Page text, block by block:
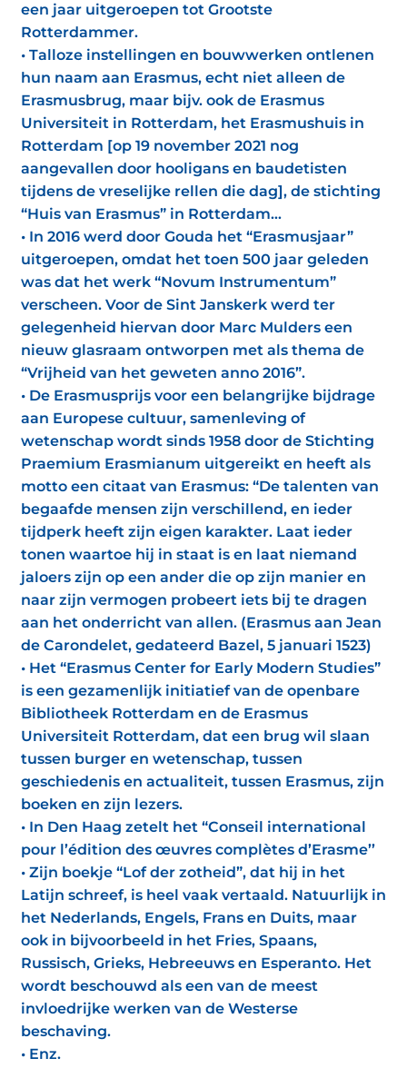
een jaar uitgeroepen tot Grootste
Rotterdammer.
• Talloze instellingen en bouwwerken ontlenen
hun naam aan Erasmus, echt niet alleen de
Erasmusbrug, maar bijv. ook de Erasmus
Universiteit in Rotterdam, het Erasmushuis in
Rotterdam [op 19 november 2021 nog
aangevallen door hooligans en baudetisten
tijdens de vreselijke rellen die dag], de stichting
“Huis van Erasmus” in Rotterdam…
• In 2016 werd door Gouda het “Erasmusjaar”
uitgeroepen, omdat het toen 500 jaar geleden
was dat het werk “Novum Instrumentum”
verscheen. Voor de Sint Janskerk werd ter
gelegenheid hiervan door Marc Mulders een
nieuw glasraam ontworpen met als thema de
“Vrijheid van het geweten anno 2016”.
• De Erasmusprijs voor een belangrijke bijdrage
aan Europese cultuur, samenleving of
wetenschap wordt sinds 1958 door de Stichting
Praemium Erasmianum uitgereikt en heeft als
motto een citaat van Erasmus: “De talenten van
begaafde mensen zijn verschillend, en ieder
tijdperk heeft zijn eigen karakter. Laat ieder
tonen waartoe hij in staat is en laat niemand
jaloers zijn op een ander die op zijn manier en
naar zijn vermogen probeert iets bij te dragen
aan het onderricht van allen. (Erasmus aan Jean
de Carondelet, gedateerd Bazel, 5 januari 1523)
• Het “Erasmus Center for Early Modern Studies”
is een gezamenlijk initiatief van de openbare
Bibliotheek Rotterdam en de Erasmus
Universiteit Rotterdam, dat een brug wil slaan
tussen burger en wetenschap, tussen
geschiedenis en actualiteit, tussen Erasmus, zijn
boeken en zijn lezers.
• In Den Haag zetelt het “Conseil international
pour l’édition des œuvres complètes d’Erasme’’
• Zijn boekje “Lof der zotheid”, dat hij in het
Latijn schreef, is heel vaak vertaald. Natuurlijk in
het Nederlands, Engels, Frans en Duits, maar
ook in bijvoorbeeld in het Fries, Spaans,
Russisch, Grieks, Hebreeuws en Esperanto. Het
wordt beschouwd als een van de meest
invloedrijke werken van de Westerse
beschaving.
• Enz.